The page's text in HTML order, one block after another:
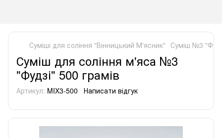
Суміші для соління "Вінницький М'ясник" Суміш №3
Суміш для соління м'яса №3
"Фудзі" 500 грамів
Артикул: MIX3-500 Написати відгук